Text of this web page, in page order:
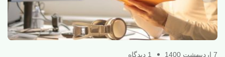
7 اردیبهشت 1400 1 دیدگاه